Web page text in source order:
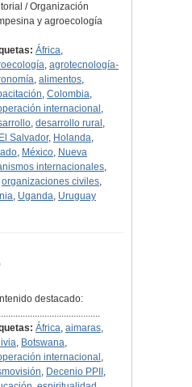
/ Organización
y agroecología
África,
,agrotecnología-
,alimentos,
,Colombia,
internacional ,
,desarrollo rural ,
El Salvador, Holanda,
, México, Nueva
internacionales,
organizaciones civiles,
, Uganda, Uruguay
destacado:
África,aimaras,
, Botswana,
internacional ,
, Decenio PPII ,